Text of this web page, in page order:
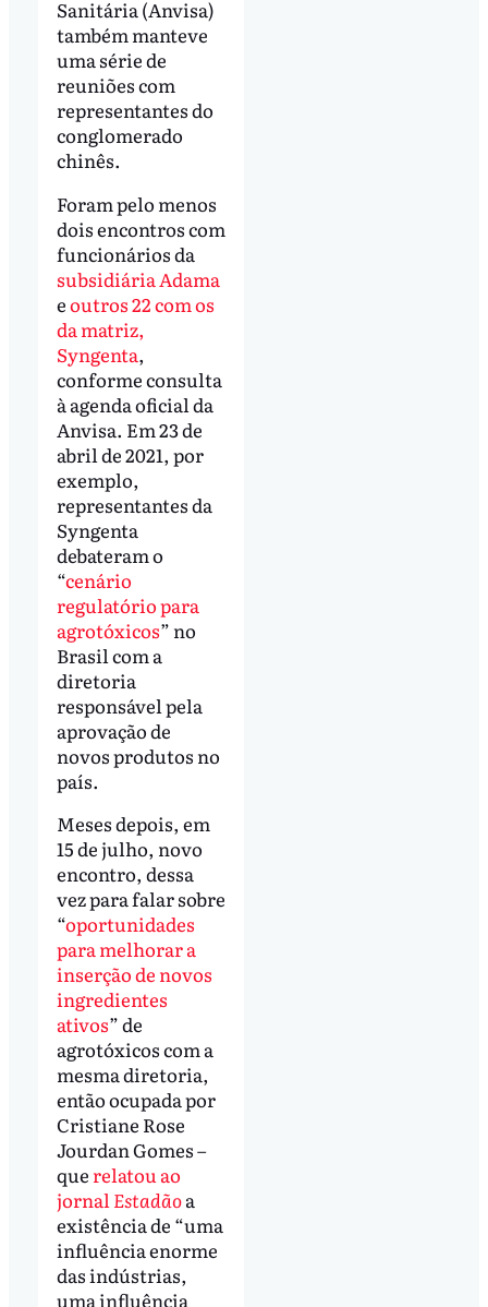
Sanitária (Anvisa)
também manteve
uma série de
reuniões com
representantes do
conglomerado
chinês.
Foram pelo menos
dois encontros com
funcionários da
subsidiária Adama
eoutros 22 com os
da matriz,
Syngenta,
conforme consulta
à agenda oficial da
Anvisa. Em 23 de
abril de 2021, por
exemplo,
representantes da
Syngenta
debateram o
“cenário
regulatório para
agrotóxicos” no
Brasil com a
diretoria
responsável pela
aprovação de
novos produtos no
país.
Meses depois, em
15 de julho, novo
encontro, dessa
vez para falar sobre
“oportunidades
para melhorar a
inserção de novos
ingredientes
ativos” de
agrotóxicos com a
mesma diretoria,
então ocupada por
Cristiane Rose
Jourdan Gomes –
que relatou ao
jornalEstadãoa
existência de “uma
influência enorme
das indústrias,
uma influência